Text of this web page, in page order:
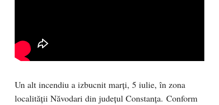
Un alt incendiu a izbucnit marți, 5 iulie, în zona
localității Năvodari din județul Constanța. Conform